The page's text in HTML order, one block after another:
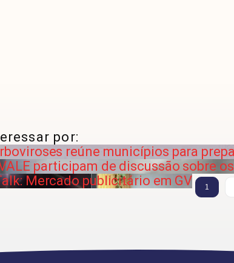
por:
reúne municípios para
participam de discussão sobre
Mercado publicitário em GV 1